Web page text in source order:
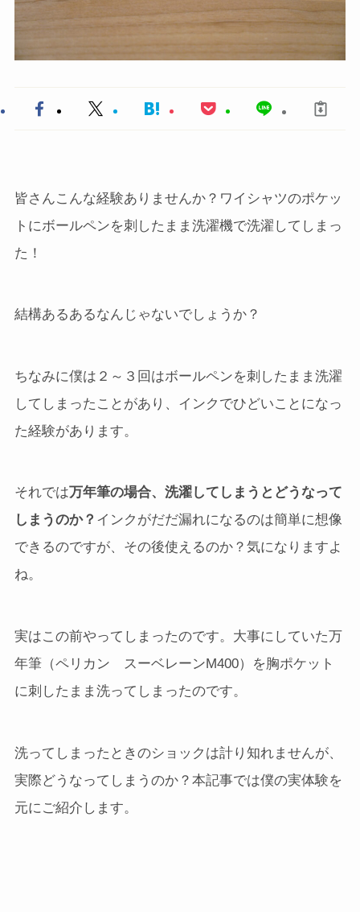
皆さんこんな経験ありませんか？ワイシャツのポケッ
トにボールペンを刺したまま洗濯機で洗濯してしまっ
た！
結構あるあるなんじゃないでしょうか？
ちなみに僕は２～３回はボールペンを刺したまま洗濯
してしまったことがあり、インクでひどいことになっ
た経験があります。
それでは万年筆の場合、洗濯してしまうとどうなって
しまうのか？ インクがだだ漏れになるのは簡単に想像
できるのですが、その後使えるのか？気になりますよ
ね。
実はこの前やってしまったのです。大事にしていた万
年筆（ペリカン スーベレーンM400）を胸ポケット
に刺したまま洗ってしまったのです。
洗ってしまったときのショックは計り知れませんが、
実際どうなってしまうのか？本記事では僕の実体験を
元にご紹介します。